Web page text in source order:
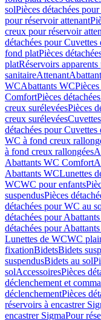
solPièces détachées
pour réservoir attenant
creux pour réservoir
détachées pour
fond platPièces
platRéservoirs
sanitaireAttenant
WCAbattants WC
ComfortPièces
creux surélevéesPièces
creux surélevées
détachées pour
WC à fond creux
à fond creux rallongées
Abattants WC Comfort
Abattants WCLunettes
WCWC pour enfants
suspendusPièces
détachées pour WC au
détachées pour
détachées pour
Lunettes de WCWC
fixationBidetsBidets
suspendusBidets au sol
solAccessoiresPièces
déclenchement et
déclenchementPièces
réservoirs à encastrer
encastrer SigmaPour